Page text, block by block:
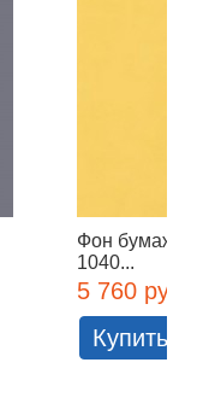
Фон
1040...
5 760 руб
Купить